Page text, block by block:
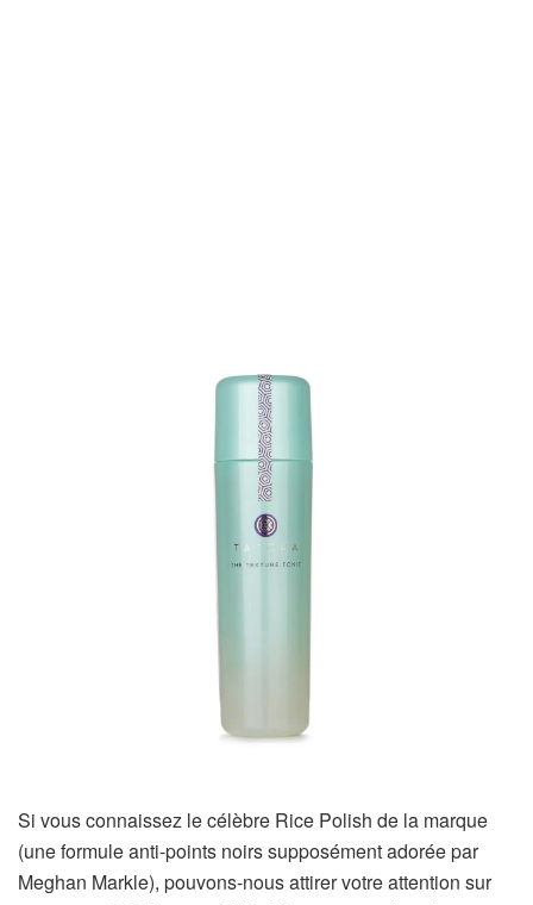
Si vous connaissez le célèbre Rice Polish de la marque
(une formule anti-points noirs supposément adorée par
Meghan Markle), pouvons-nous attirer votre attention sur